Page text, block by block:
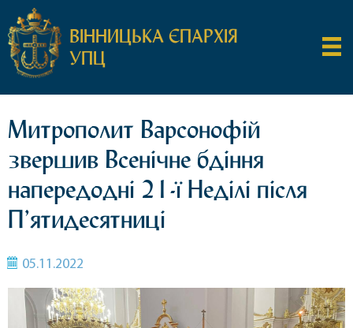
ВІННИЦЬКА ЄПАРХІЯ
УПЦ
Митрополит Варсонофій
звершив Всенічне бдіння
напередодні 21-ї Неділі після
П’ятидесятниці
05.11.2022